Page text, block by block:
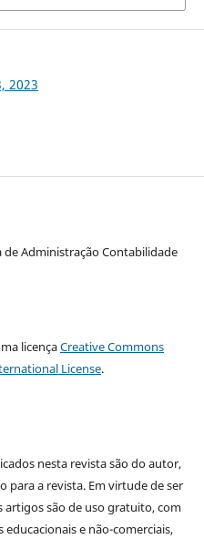
2023
de Administração Contabilidade
licençaCreative Commons
License.
nesta revista são do autor,
para a revista. Em virtude de ser
artigos são de uso gratuito, com
e não-comerciais,